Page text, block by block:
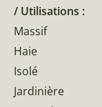
/ Utilisations :
Massif
Haie
Isolé
Jardinière